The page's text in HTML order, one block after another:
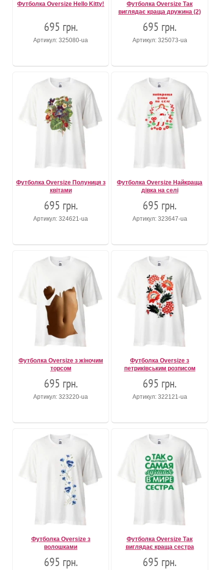
Футболка Oversize Hello Kitty!
695 грн.
Артикул: 325080-ua
Футболка Oversize Так
виглядає краща дружина (2)
695 грн.
Артикул: 325073-ua
Футболка Oversize Полуниця з
квітами
695 грн.
Артикул: 324621-ua
Футболка Oversize Найкраща
дівка на селі
695 грн.
Артикул: 323647-ua
Футболка Oversize з жіночим
торсом
695 грн.
Артикул: 323220-ua
Футболка Oversize з
петриківським розписом
695 грн.
Артикул: 322121-ua
Футболка Oversize з
волошками
695 грн.
Футболка Oversize Так
виглядає краща сестра
695 грн.